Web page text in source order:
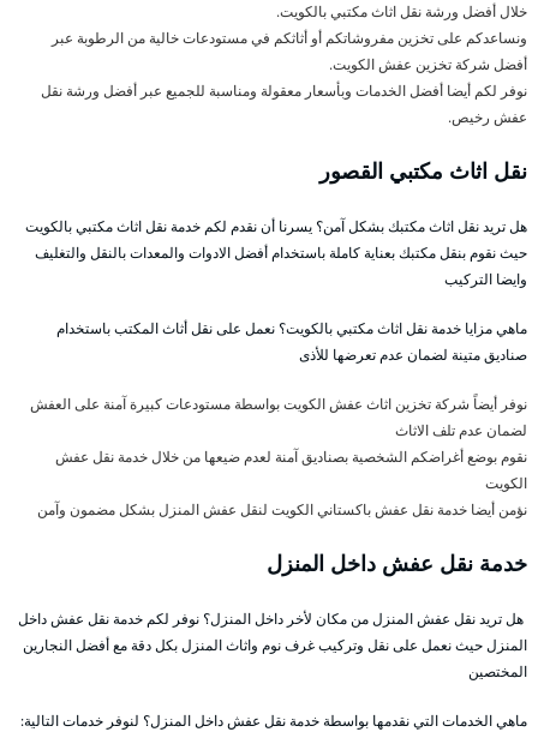
خلال أفضل ورشة نقل اثاث مكتبي بالكويت.
ونساعدكم على تخزين مفروشاتكم أو أثاثكم في مستودعات خالية من الرطوبة عبر
أفضل شركة تخزين عفش الكويت.
نوفر لكم أيضا أفضل الخدمات وبأسعار معقولة ومناسبة للجميع عبر أفضل ورشة نقل
عفش رخيص.
نقل اثاث مكتبي القصور
هل تريد نقل اثاث مكتبك بشكل آمن؟ يسرنا أن نقدم لكم خدمة نقل اثاث مكتبي بالكويت
حيث نقوم بنقل مكتبك بعناية كاملة باستخدام أفضل الادوات والمعدات بالنقل والتغليف
وايضا التركيب
ماهي مزايا خدمة نقل اثاث مكتبي بالكويت؟ نعمل على نقل أثاث المكتب باستخدام
صناديق متينة لضمان عدم تعرضها للأذى
نوفر أيضاً شركة تخزين اثاث عفش الكويت بواسطة مستودعات كبيرة آمنة على العفش
لضمان عدم تلف الاثاث
نقوم بوضع أغراضكم الشخصية بصناديق آمنة لعدم ضيعها من خلال خدمة نقل عفش
الكويت
نؤمن أيضا خدمة نقل عفش باكستاني الكويت لنقل عفش المنزل بشكل مضمون وآمن
خدمة نقل عفش داخل المنزل
هل تريد نقل عفش المنزل من مكان لأخر داخل المنزل؟ نوفر لكم خدمة نقل عفش داخل
المنزل حيث نعمل على نقل وتركيب غرف نوم واثاث المنزل بكل دقة مع أفضل النجارين
المختصين
ماهي الخدمات التي نقدمها بواسطة خدمة نقل عفش داخل المنزل؟ لنوفر خدمات التالية: